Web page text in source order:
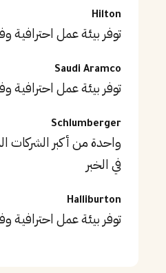
Hilton
توفر بيئة عمل
Saudi Aramco
توفر بيئة عمل
Schlumberger
واحدة من أكبر الشركات
في الخبر
Halliburton
توفر بيئة عمل